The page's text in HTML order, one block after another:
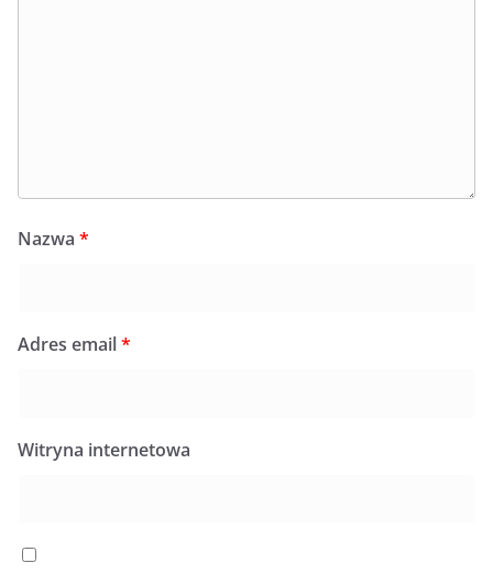
Nazwa *
Adres email*
Witryna internetowa